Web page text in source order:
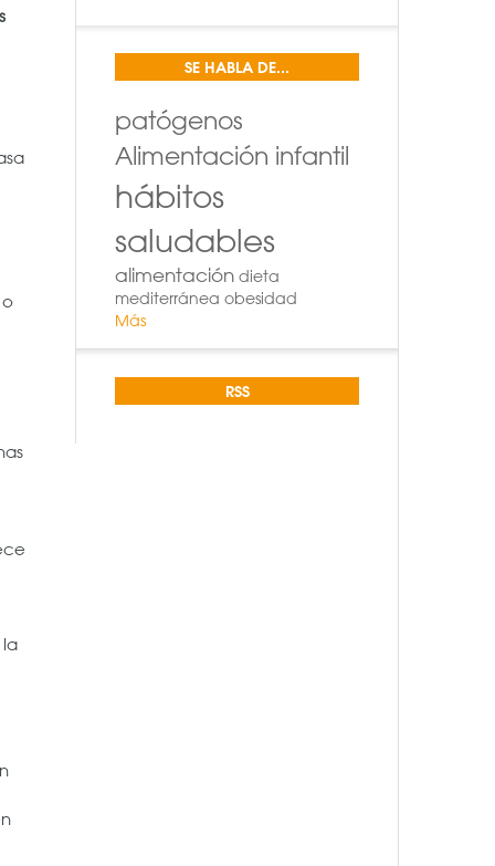
SE HABLA DE...
patógenos
Alimentación infantil
hábitos
saludables
alimentación dieta
mediterránea obesidad
Más
RSS